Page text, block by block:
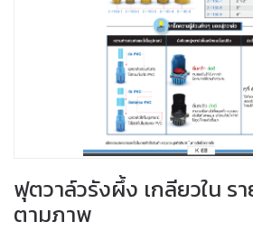
ฟุตวาล์วรังผึ้ง เกลียวใน ร
ตามภาพ